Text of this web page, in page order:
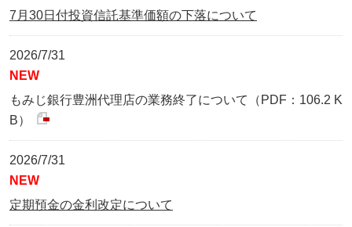
7月30日付投資信託基準価額の下落について
2026/7/31
NEW
もみじ銀行豊洲代理店の業務終了について（PDF：106.2 K
B）
2026/7/31
NEW
定期預金の金利改定について